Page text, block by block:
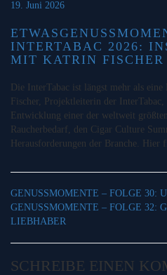
19. Juni 2026
INTERTABAC 2026:
MIT KATRIN FISCHER
Die InterTabac ist längst mehr als
Fischer, Projektleiterin der
Entwicklung einer der weltweit
Raucherbedarf, den Cigar Culture
Herausforderungen der Branche. Hier
GENUSSMOMENTE – FOLGE 30:
GENUSSMOMENTE – FOLGE 32:
LIEBHABER
SCHREIBE EINEN